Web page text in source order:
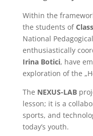
Within the
the students of
National
enthusiastically
Irina Botici, have
exploration of the
The NEXUS-LAB
lesson; it is a
sports, and
today’s youth.